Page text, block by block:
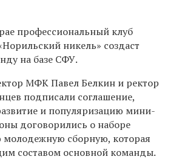
профессиональный клуб
никель» создаст
на базе СФУ.
МФК Павел Белкин и ректор
подписали соглашение,
и популяризацию мини-
договорились о наборе
молодежную сборную, которая
составом основной команды.